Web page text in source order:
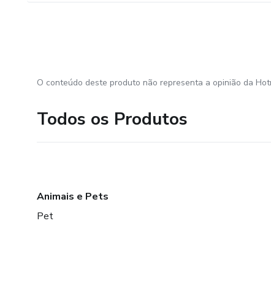
O conteúdo deste produto não representa a opinião da
Todos os Produtos
Animais e Pets
Pet